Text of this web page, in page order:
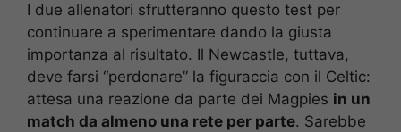
I due allenatori sfrutteranno questo test per
continuare a sperimentare dando la giusta
importanza al risultato. Il Newcastle, tuttava,
deve farsi “perdonare” la figuraccia con il Celtic:
attesa una reazione da parte dei Magpies in un
match da almeno una rete per parte. Sarebbe